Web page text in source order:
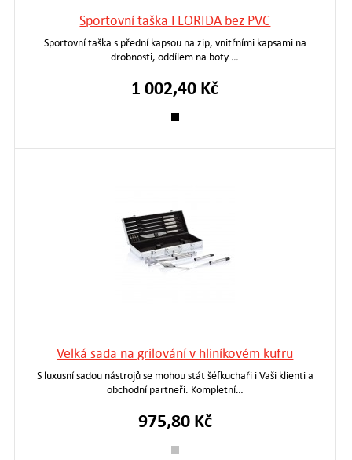
Sportovní taška FLORIDA bez PVC
Sportovní taška s přední kapsou na zip, vnitřními kapsami na
drobnosti, oddílem na boty.…
1 002,40 Kč
Velká sada na grilování v hliníkovém kufru
S luxusní sadou nástrojů se mohou stát šéfkuchaři i Vaši klienti a
obchodní partneři. Kompletní…
975,80 Kč